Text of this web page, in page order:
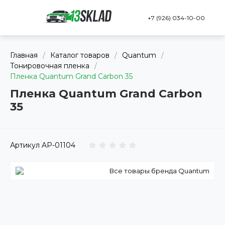
+7 (926) 034-10-00
Главная / Каталог товаров / Quantum
/
Тонировочная пленка
/
Пленка Quantum Grand Carbon 35
Пленка Quantum Grand Carbon
35
Артикул AP-01104
Все товары бренда Quantum